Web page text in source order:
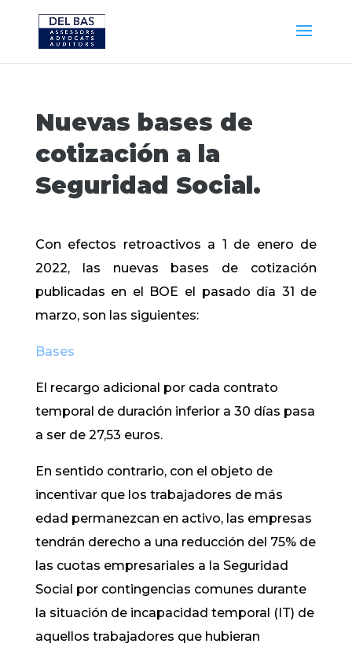
Nuevas bases de
cotización a la
Seguridad Social.
Con efectos retroactivos a 1 de enero de
2022, las nuevas bases de cotización
publicadas en el BOE el pasado día 31 de
marzo, son las siguientes:
Bases
El recargo adicional por cada contrato
temporal de duración inferior a 30 días pasa
a ser de 27,53 euros.
En sentido contrario, con el objeto de
incentivar que los trabajadores de más
edad permanezcan en activo, las empresas
tendrán derecho a una reducción del 75% de
las cuotas empresariales a la Seguridad
Social por contingencias comunes durante
la situación de incapacidad temporal (IT) de
aquellos trabajadores que hubieran